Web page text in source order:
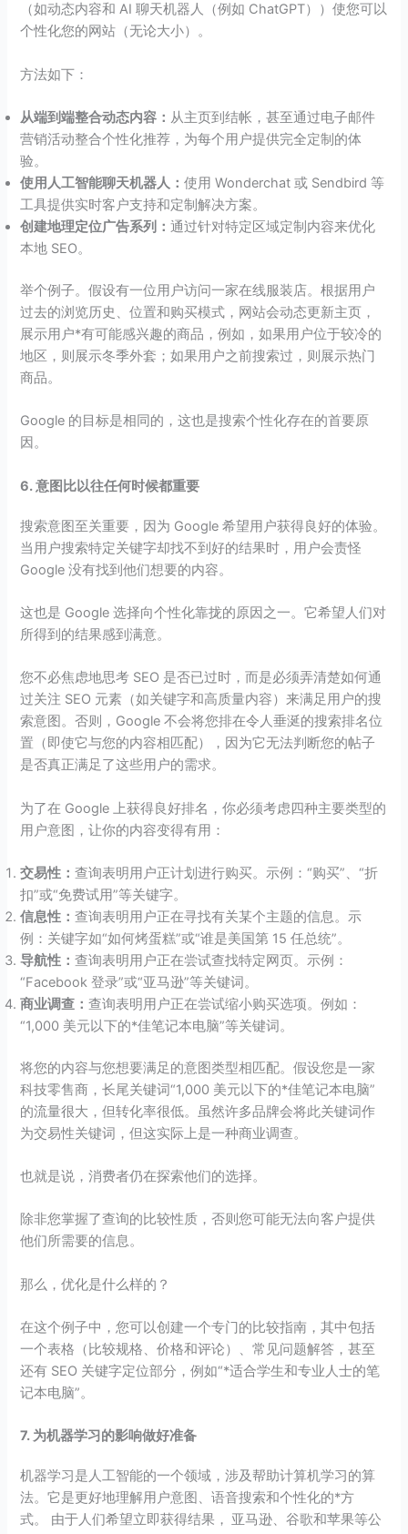
（如动态内容和 AI 聊天机器人（例如 ChatGPT））使您可以
个性化您的网站（无论大小）。
方法如下：
从端到端整合动态内容： 从主页到结帐，甚至通过电子邮件
营销活动整合个性化推荐，为每个用户提供完全定制的体
验。
使用人工智能聊天机器人：使用 Wonderchat 或 Sendbird 等
工具提供实时客户支持和定制解决方案。
创建地理定位广告系列：通过针对特定区域定制内容来优化
本地 SEO。
举个例子。假设有一位用户访问一家在线服装店。根据用户
过去的浏览历史、位置和购买模式，网站会动态更新主页，
展示用户*有可能感兴趣的商品，例如，如果用户位于较冷的
地区，则展示冬季外套；如果用户之前搜索过，则展示热门
商品。
Google 的目标是相同的，这也是搜索个性化存在的首要原
因。
6. 意图比以往任何时候都重要
搜索意图至关重要，因为 Google 希望用户获得良好的体验。
当用户搜索特定关键字却找不到好的结果时，用户会责怪
Google 没有找到他们想要的内容。
这也是 Google 选择向个性化靠拢的原因之一。它希望人们对
所得到的结果感到满意。
您不必焦虑地思考 SEO 是否已过时，而是必须弄清楚如何通
过关注 SEO 元素（如关键字和高质量内容）来满足用户的搜
索意图。否则，Google 不会将您排在令人垂涎的搜索排名位
置（即使它与您的内容相匹配），因为它无法判断您的帖子
是否真正满足了这些用户的需求。
为了在 Google 上获得良好排名，你必须考虑四种主要类型的
用户意图，让你的内容变得有用：
交易性：查询表明用户正计划进行购买。示例：“购买”、“折
扣”或“免费试用”等关键字。
信息性：查询表明用户正在寻找有关某个主题的信息。示
例：关键字如“如何烤蛋糕”或“谁是美国第 15 任总统”。
导航性：查询表明用户正在尝试查找特定网页。示例：
“Facebook 登录”或“亚马逊”等关键词。
商业调查：查询表明用户正在尝试缩小购买选项。例如：
“1,000 美元以下的*佳笔记本电脑”等关键词。
将您的内容与您想要满足的意图类型相匹配。假设您是一家
科技零售商，长尾关键词“1,000 美元以下的*佳笔记本电脑”
的流量很大，但转化率很低。虽然许多品牌会将此关键词作
为交易性关键词，但这实际上是一种商业调查。
也就是说，消费者仍在探索他们的选择。
除非您掌握了查询的比较性质，否则您可能无法向客户提供
他们所需要的信息。
那么，优化是什么样的？
在这个例子中，您可以创建一个专门的比较指南，其中包括
一个表格（比较规格、价格和评论）、常见问题解答，甚至
还有 SEO 关键字定位部分，例如“*适合学生和专业人士的笔
记本电脑”。
7. 为机器学习的影响做好准备
机器学习是人工智能的一个领域，涉及帮助计算机学习的算
法。它是更好地理解用户意图、语音搜索和个性化的*方
式。 由于人们希望立即获得结果， 亚马逊、谷歌和苹果等公